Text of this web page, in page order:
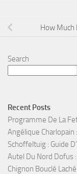
How Much
Search
Recent Posts
Programme De La
Angélique
Schoffeltuig : Guide
Autel Du Nord Dofus
Chignon Bouclé